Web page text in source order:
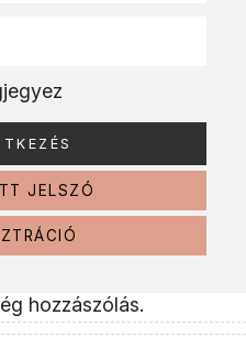
JELSZÓ
hozzászólás.